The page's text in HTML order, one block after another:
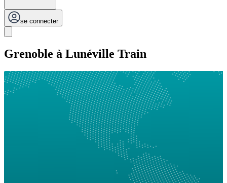
se connecter
Grenoble à Lunéville Train